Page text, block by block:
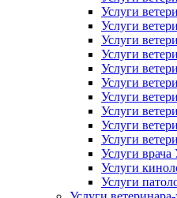
Услуги
Услуги
Услуги
Услуги
Услуги
Услуги
Услуги
Услуги
Услуги
Услуги
Услуги
Услуги
Услуги